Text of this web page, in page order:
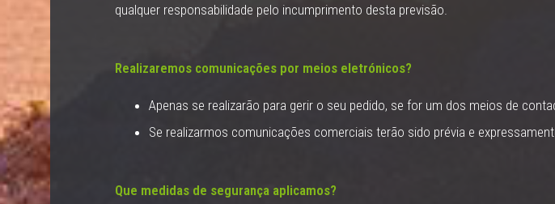
qualquer responsabilidade pelo incumprimento desta previsão.
Realizaremos comunicações por meios eletrónicos?
Apenas se realizarão para gerir o seu pedido, se for um dos meios de
Se realizarmos comunicações comerciais terão sido prévia e
Que medidas de segurança aplicamos?